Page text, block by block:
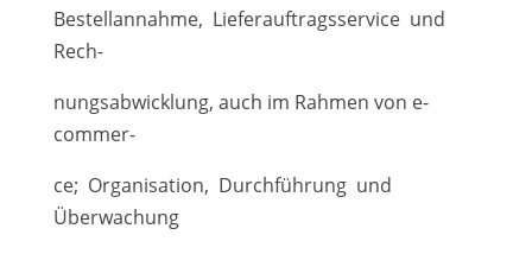
Bestellannahme, Lieferauftragsservice und
Rech-
nungsabwicklung, auch im Rahmen von e-
commer-
ce; Organisation, Durchführung und
Überwachung